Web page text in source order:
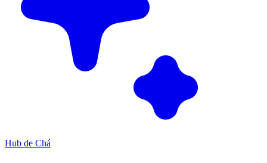
Hub de Chá